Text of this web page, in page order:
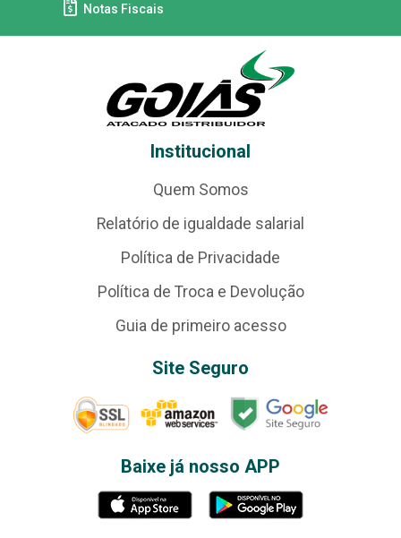
Notas Fiscais
Institucional
Quem Somos
Relatório de igualdade salarial
Política de Privacidade
Política de Troca e Devolução
Guia de primeiro acesso
Site Seguro
Baixe já nosso APP